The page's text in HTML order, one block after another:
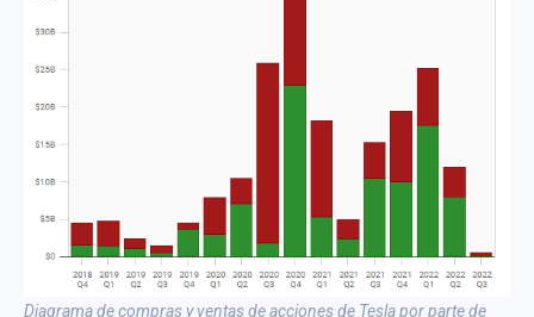
Diagrama de compras y ventas de acciones de Tesla por parte de